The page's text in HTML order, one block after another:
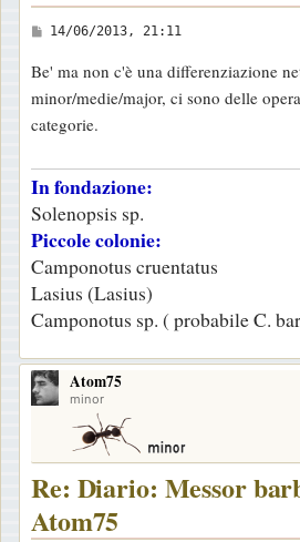
M
s
s
a
g
i
o
14/06/2013, 21:11
Be' ma non c'è una differenziazione
minor/medie/major, ci sono delle
categorie.
In fondazione:
Solenopsis sp.
Piccole colonie:
Camponotus cruentatus
Lasius (Lasius)
Camponotus sp. ( probabile C.
Atom75
minor
Re: Diario: Messor
Atom75